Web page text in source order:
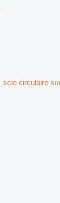
scie circulaire